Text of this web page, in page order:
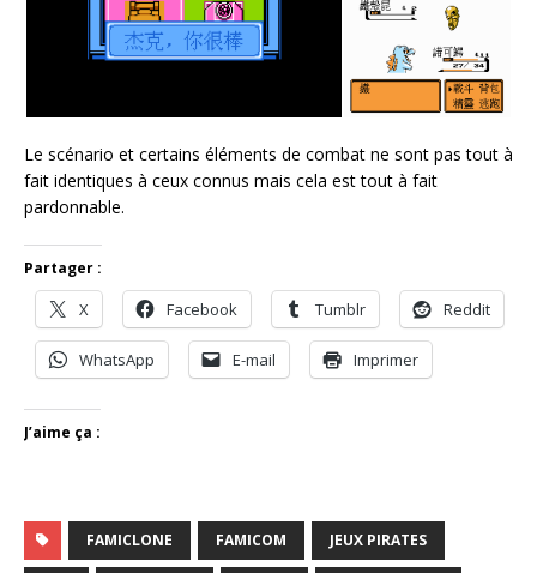
Le scénario et certains éléments de combat ne sont pas tout à
fait identiques à ceux connus mais cela est tout à fait
pardonnable.
Partager :
X Facebook Tumblr Reddit
WhatsApp E-mail Imprimer
J’aime ça :
FAMICLONE FAMICOM JEUX PIRATES